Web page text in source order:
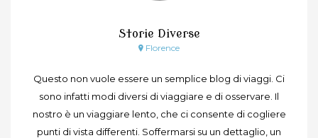
Storie Diverse
Florence
Questo non vuole essere un semplice blog di viaggi. Ci
sono infatti modi diversi di viaggiare e di osservare. Il
nostro è un viaggiare lento, che ci consente di cogliere
punti di vista differenti. Soffermarsi su un dettaglio, un